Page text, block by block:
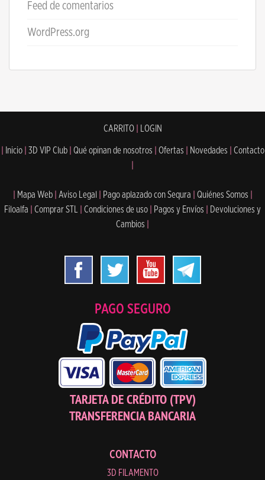
Feed de comentarios
WordPress.org
CARRITO| LOGIN
Inicio 3D VIP Club Qué opinan de nosotros Ofertas Novedades
Contacto
Mapa Web Aviso Legal Pago aplazado con Sequra Quiénes Somos
Filoalfa
Comprar STL Condiciones de uso Pagos y Envíos
Devoluciones y
Cambios
PAGO SEGURO
TARJETA DE CRÉDITO (TPV)
TRANSFERENCIA BANCARIA
CONTACTO
3D FILAMENTO